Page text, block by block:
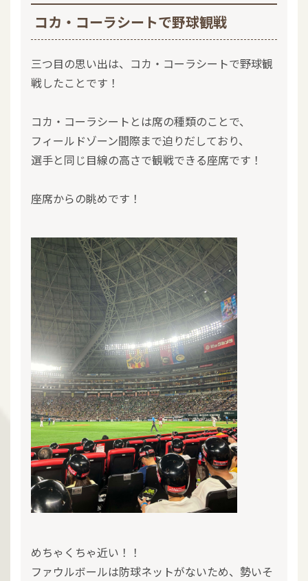
コカ・コーラシートで野球観戦
三つ目の思い出は、コカ・コーラシートで野球観
戦したことです！
コカ・コーラシートとは席の種類のことで、
フィールドゾーン間際まで迫りだしており、
選手と同じ目線の高さで観戦できる座席です！
座席からの眺めです！
めちゃくちゃ近い！！
ファウルボールは防球ネットがないため、勢いそ